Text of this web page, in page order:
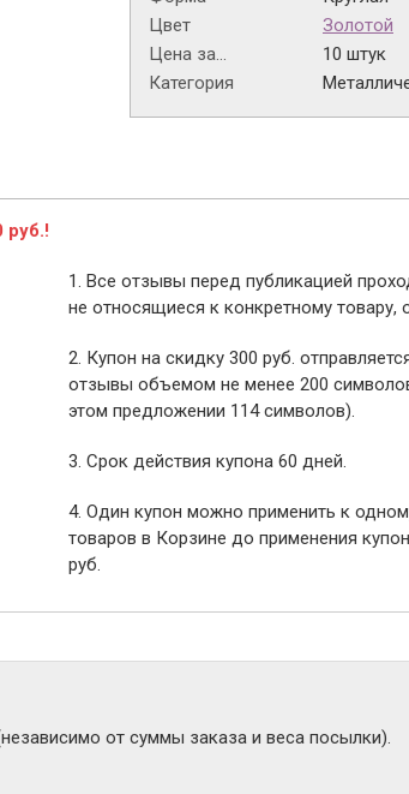
Цвет
Золотой
Цена за...
10 штук
Категория
руб.!
1. Все отзывы перед публикацией
не относящиеся к конкретному товару,
2. Купон на скидку 300 руб.
отзывы объемом не менее 200
этом предложении 114 символов).
3. Срок действия купона 60 дней.
4. Один купон можно применить к
товаров в Корзине до применения
руб.
от суммы заказа и веса посылки).